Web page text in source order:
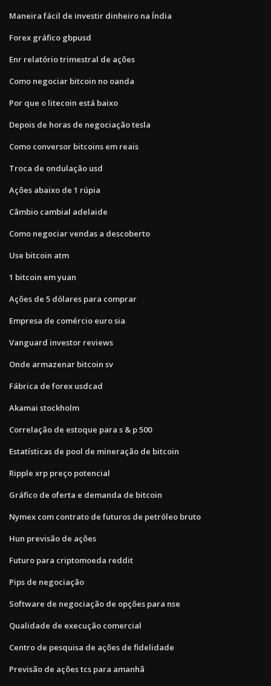
Maneira fácil de investir dinheiro na Índia
Forex gráfico gbpusd
Enr relatório trimestral de ações
Como negociar bitcoin no oanda
Por que o litecoin está baixo
Depois de horas de negociação tesla
Como conversor bitcoins em reais
Troca de ondulação usd
Ações abaixo de 1 rúpia
Câmbio cambial adelaide
Como negociar vendas a descoberto
Use bitcoin atm
1 bitcoin em yuan
Ações de 5 dólares para comprar
Empresa de comércio euro sia
Vanguard investor reviews
Onde armazenar bitcoin sv
Fábrica de forex usdcad
Akamai stockholm
Correlação de estoque para s & p 500
Estatísticas de pool de mineração de bitcoin
Ripple xrp preço potencial
Gráfico de oferta e demanda de bitcoin
Nymex com contrato de futuros de petróleo bruto
Hun previsão de ações
Futuro para criptomoeda reddit
Pips de negociação
Software de negociação de opções para nse
Qualidade de execução comercial
Centro de pesquisa de ações de fidelidade
Previsão de ações tcs para amanhã